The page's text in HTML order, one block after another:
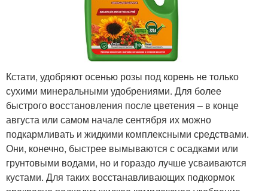
Кстати, удобряют осенью розы под корень не только
сухими минеральными удобрениями. Для более
быстрого восстановления после цветения – в конце
августа или самом начале сентября их можно
подкармливать и жидкими комплексными средствами.
Они, конечно, быстрее вымываются с осадками или
грунтовыми водами, но и гораздо лучше усваиваются
кустами. Для таких восстанавливающих подкормок